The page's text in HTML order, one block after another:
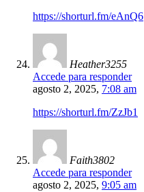
https://shorturl.fm/eAnQ6
Heather3255
Accede para responder
agosto 2, 2025, 7:08 am
https://shorturl.fm/ZzJb1
Faith3802
Accede para responder
agosto 2, 2025, 9:05 am